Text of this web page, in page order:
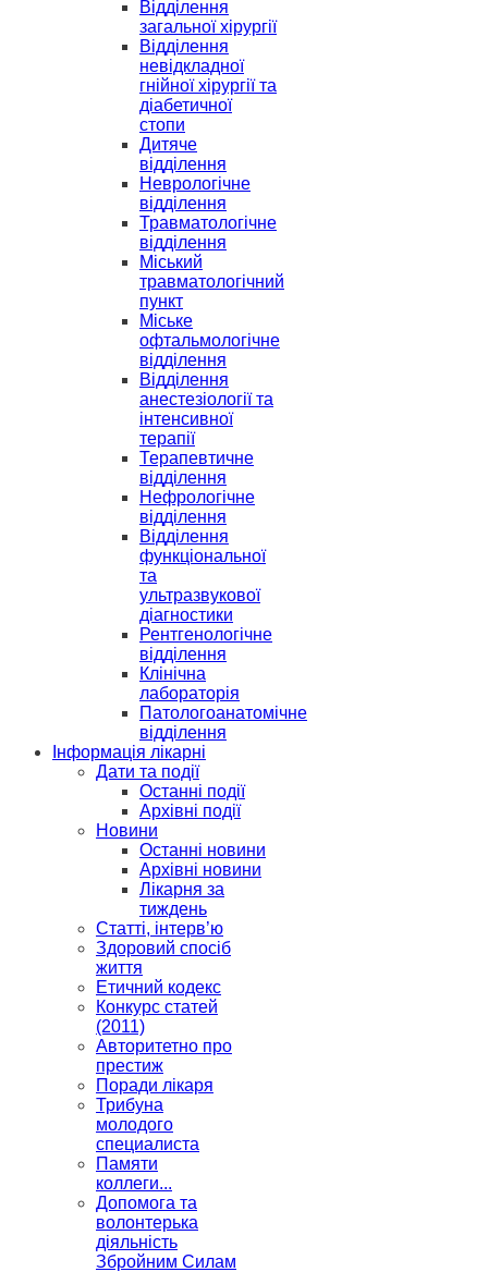
Відділення
загальної хірургії
Відділення
невідкладної
гнійної хірургії та
діабетичної
стопи
Дитяче
відділення
Неврологічне
відділення
Травматологічне
відділення
Міський
травматологічний
пункт
Міське
офтальмологічне
відділення
Відділення
анестезіології та
інтенсивної
терапії
Терапевтичне
відділення
Нефрологічне
відділення
Відділення
функціональної
та
ультразвукової
діагностики
Рентгенологічне
відділення
Клінічна
лабораторія
Патологоанатомічне
відділення
Інформація лікарні
Дати та події
Останні події
Архівні події
Новини
Останні новини
Архівні новини
Лікарня за
тиждень
Статті, інтерв’ю
Здоровий спосіб
життя
Етичний кодекс
Конкурс статей
(2011)
Авторитетно про
престиж
Поради лікаря
Трибуна
молодого
специалиста
Памяти
коллеги...
Допомога та
волонтерька
діяльність
Збройним Силам